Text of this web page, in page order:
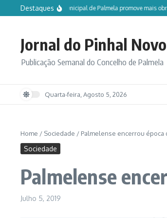
Ir para o conteúdo
Destaques
Câmara Municipal de Palmela promove mais obras
Jornal do Pinhal Novo
Publicação Semanal do Concelho de Palmela
Quarta-feira, Agosto 5, 2026
Home / Sociedade / Palmelense encerrou época
Sociedade
Palmelense
Julho 5, 2019